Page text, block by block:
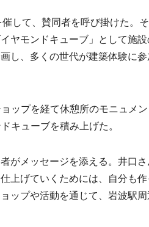
して、賛同者を呼び掛けた。
ヤモンドキューブ」として施
し、多くの世代が建築体験に
プを経て休憩所のモニュメン
キューブを積み上げた。
がメッセージを添える。井口
上げていくためには、自分も作
ップや活動を通じて、岩波駅